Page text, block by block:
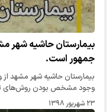
بیمارستان حاشیه شهر
جمهور است.
بیمارستان حاشیه شهر مشهد
وجود مشخص بودن روش‌های
۲۳ شهریور ۱۳۹۸